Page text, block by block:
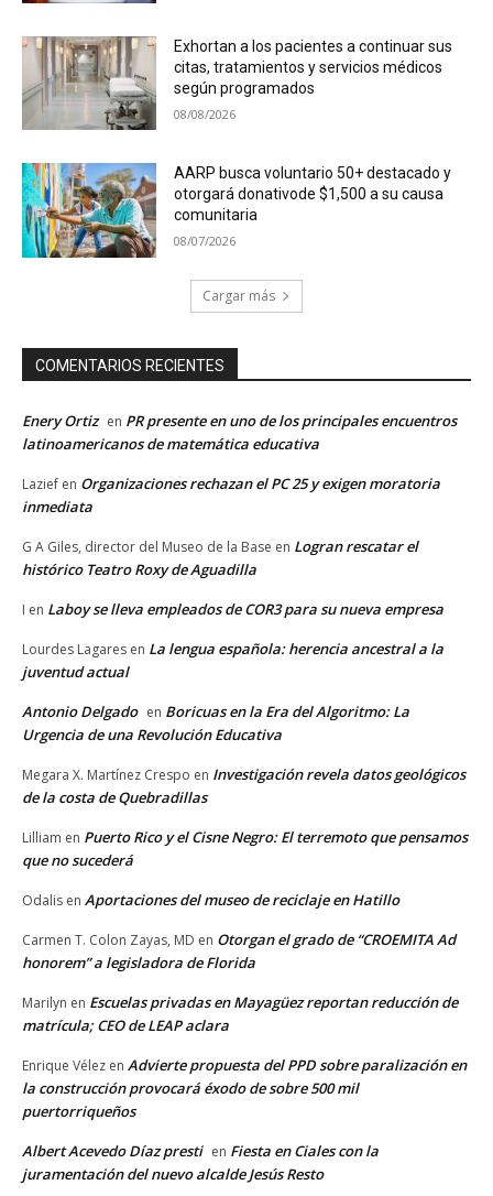
Exhortan a los pacientes a continuar sus
citas, tratamientos y servicios médicos
según programados
08/08/2026
AARP busca voluntario 50+ destacado y
otorgará donativode $1,500 a su causa
comunitaria
08/07/2026
Cargar más
COMENTARIOS RECIENTES
Enery Ortiz en PR presente en uno de los principales encuentros
latinoamericanos de matemática educativa
Lazief en Organizaciones rechazan el PC 25 y exigen moratoria
inmediata
G A Giles, director del Museo de la Base en Logran rescatar el
histórico Teatro Roxy de Aguadilla
I en Laboy se lleva empleados de COR3 para su nueva empresa
Lourdes Lagares en La lengua española: herencia ancestral a la
juventud actual
Antonio Delgado en Boricuas en la Era del Algoritmo: La
Urgencia de una Revolución Educativa
Megara X. Martínez Crespo en Investigación revela datos geológicos
de la costa de Quebradillas
Lilliam en Puerto Rico y el Cisne Negro: El terremoto que pensamos
que no sucederá
Odalis en Aportaciones del museo de reciclaje en Hatillo
Carmen T. Colon Zayas, MD en Otorgan el grado de “CROEMITA Ad
honorem” a legisladora de Florida
Marilyn en Escuelas privadas en Mayagüez reportan reducción de
matrícula; CEO de LEAP aclara
Enrique Vélez en Advierte propuesta del PPD sobre paralización en
la construcción provocará éxodo de sobre 500 mil
puertorriqueños
Albert Acevedo Díaz presti en Fiesta en Ciales con la
juramentación del nuevo alcalde Jesús Resto